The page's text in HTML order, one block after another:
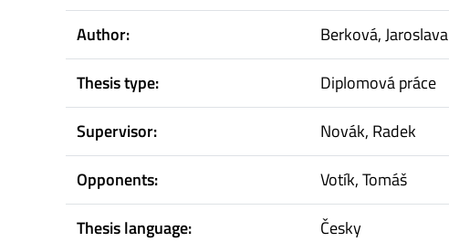
Author:
Berková, Jaroslava
Thesis type:
Diplomová práce
Supervisor:
Novák, Radek
Opponents:
Votík, Tomáš
Thesis language:
Česky